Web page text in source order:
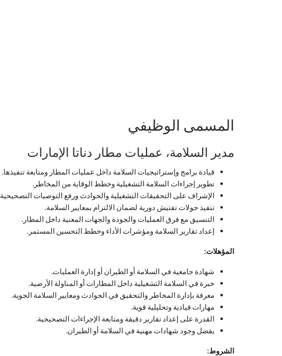
المسمى الوظيفي
مدير السلامة، عمليات مطار دناتا الإمارات
قيادة برامج وإستراتيجيات السلامة داخل عمليات المطار ومتابعة تنفيذها.
تطوير إجراءات السلامة التشغيلية وخطط الوقاية من المخاطر.
الإشراف على التحقيقات التشغيلية والحوادث ورفع التوصيات التصحيحية.
تنفيذ جولات تفتيش دورية لضمان الالتزام بمعايير السلامة.
التنسيق مع فرق العمليات والجودة والجهات المعنية داخل المطار.
إعداد تقارير السلامة ومؤشرات الأداء وخطط التحسين المستمر.
المؤهلات:
شهادة جامعية في السلامة أو الطيران أو إدارة العمليات.
خبرة في السلامة التشغيلية داخل المطارات أو المناولة الأرضية.
معرفة بإدارة المخاطر والتحقيق في الحوادث ومعايير السلامة الجوية.
مهارات قيادية وتحليلية قوية.
القدرة على إعداد تقارير دقيقة ومتابعة الإجراءات التصحيحية.
يفضل وجود شهادات مهنية في السلامة أو الطيران.
الشروط: